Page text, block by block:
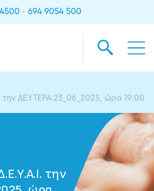
- 694 9054 500
ΔΕΥΤΕΡΑ 23_06_2025, ώρα 19:00
την